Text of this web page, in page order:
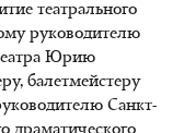
театрального
руководителю
Юрию
балетмейстеру
Санкт-